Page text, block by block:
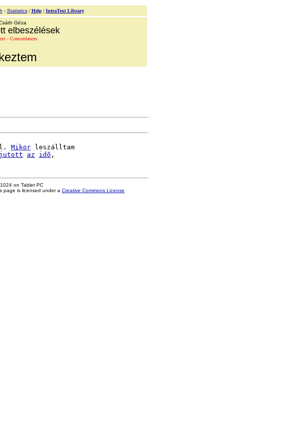
- Statistics| Help| IntraText Library
Géza
elbeszélések
- Concordances
Mikor leszálltam
jutott az idõ
on Tablet PC
page is licensed under a Creative Commons License